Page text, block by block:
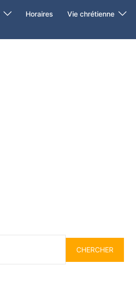
Horaires Vie chrétienne
CHERCHER